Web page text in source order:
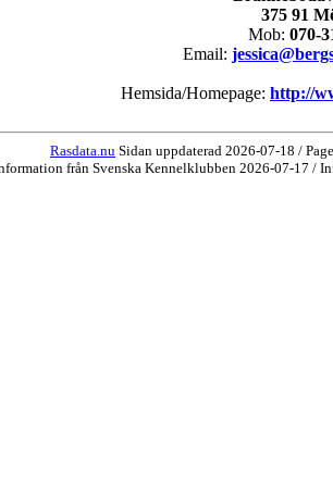
375 91
Mob: 070-
Email:
Hemsida/Homepage: http://
Rasdata.nu Sidan uppdaterad 2026-07-18 /
från Svenska Kennelklubben 2026-07-17 /